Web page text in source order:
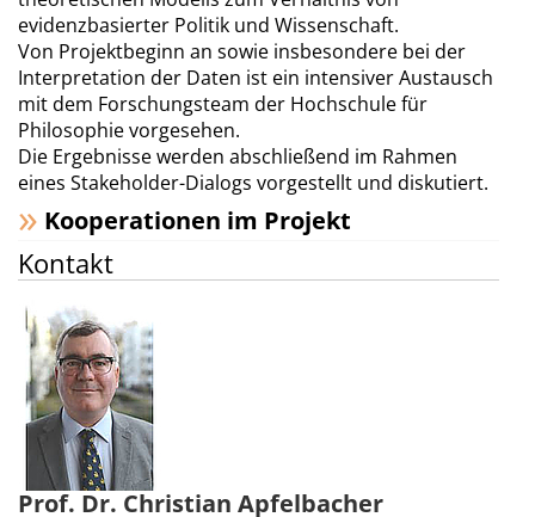
evidenzbasierter Politik und Wissenschaft.
Von Projektbeginn an sowie insbesondere bei der
Interpretation der Daten ist ein intensiver Austausch
mit dem Forschungsteam der Hochschule für
Philosophie vorgesehen.
Die Ergebnisse werden abschließend im Rahmen
eines Stakeholder-Dialogs vorgestellt und diskutiert.
Kooperationen im Projekt
Kontakt
Prof. Dr. Christian Apfelbacher